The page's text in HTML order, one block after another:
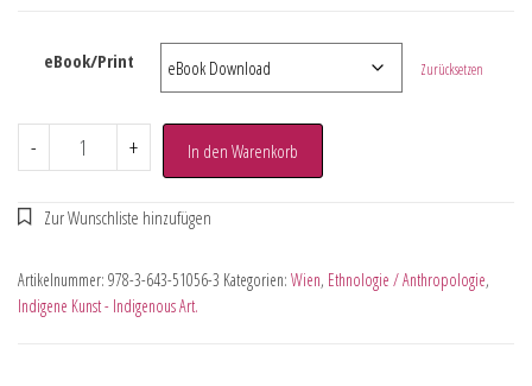
eBook/Print Zurücksetzen
- + In den Warenkorb
Artikelnummer: 978-3-643-51056-3 Kategorien: Wien, Ethnologie / Anthropologie,
Indigene Kunst - Indigenous Art.